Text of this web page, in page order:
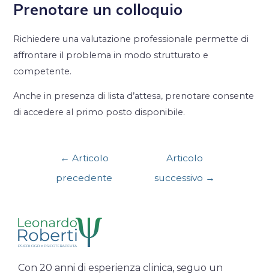
Prenotare un colloquio
Richiedere una valutazione professionale permette di
affrontare il problema in modo strutturato e
competente.
Anche in presenza di lista d’attesa, prenotare consente
di accedere al primo posto disponibile.
← Articolo
precedente
Articolo
successivo →
Con 20 anni di esperienza clinica, seguo un